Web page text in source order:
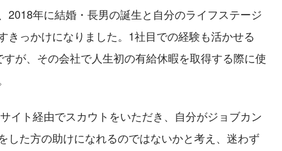
2018年に結婚・長男の誕生と自分のライフステージ
きっかけになりました。1社目での経験も活かせる
が、その会社で人生初の有給休暇を取得する際に使
イト経由でスカウトをいただき、自分がジョブカン
した方の助けになれるのではないかと考え、迷わず